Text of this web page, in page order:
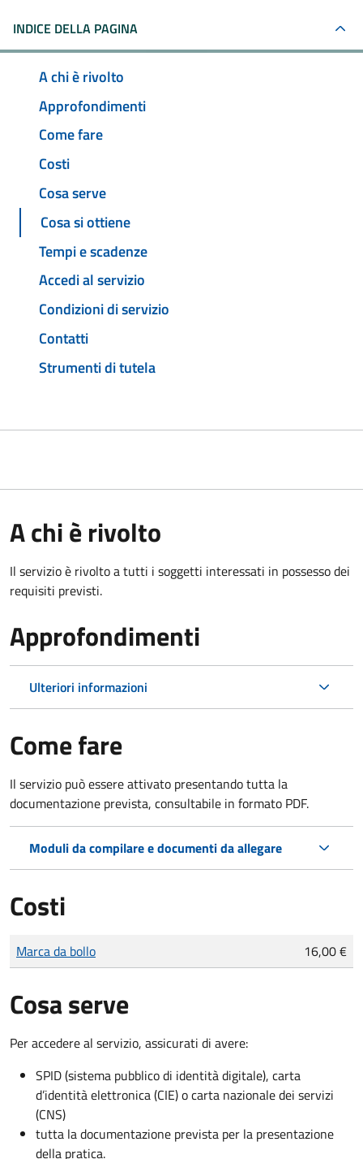
INDICE DELLA PAGINA
A chi è rivolto
Approfondimenti
Come fare
Costi
Cosa serve
Cosa si ottiene
Tempi e scadenze
Accedi al servizio
Condizioni di servizio
Contatti
Strumenti di tutela
A chi è rivolto
Il servizio è rivolto a tutti i soggetti interessati in possesso dei
requisiti previsti.
Approfondimenti
Ulteriori informazioni
Come fare
Il servizio può essere attivato presentando tutta la
documentazione prevista, consultabile in formato PDF.
Moduli da compilare e documenti da allegare
Costi
Tipo di pagamento
Importo
Marca da bollo 16,00 €
Cosa serve
Per accedere al servizio, assicurati di avere:
SPID (sistema pubblico di identità digitale), carta
d’identità elettronica (CIE) o carta nazionale dei servizi
(CNS)
tutta la documentazione prevista per la presentazione
della pratica.